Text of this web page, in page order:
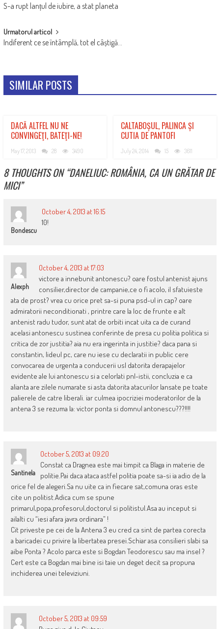
NAVIGATION
S-a rupt lanțul de iubire, a stat planeta
Urmatorul articol
Indiferent ce se întâmplă, tot el câștigă…
SIMILAR POSTS
DACĂ ALTFEL NU NE
CONVINGEŢI, BATEŢI-NE!
May 17, 2013 28 3490
CALTABOȘUL, PALINCA ȘI
CUTIA DE PANTOFI
July 24, 2014 15 3611
8 THOUGHTS ON “DANELIUC: ROMÂNIA, CA UN GRĂTAR DE
MICI”
Bondescu
October 4, 2013 at 16:15
10!
Alexph
October 4, 2013 at 17:03
victore a innebunit antonescu? oare fostul antenist ajuns
consilier,director de campanie,ce o fi acolo, il sfatuieste
ata de prost? vrea cu orice pret sa-si puna psd-ul in cap? oare
admiratorii neconditionati , printre care la loc de frunte e alt
antenist radu tudor, sunt atat de orbiti incat uita ca de curand
acelasi antonescu sustinea conferinte de presa cu politia politica si
critica de zor justitia? aia nu era ingerinta in justitie? daca pana si
constantin, lideul pc, care nu iese cu declaratii in public cere
convocarea de urgenta a conducerii usl datorita derapajelor
evidente ale lui antonescu si a celorlati pnl-istii, concluzia e ca
alianta are zilele numarate si asta datorita atacurilor lansate pe toate
palierele de catre liberali. iar culmea ipocriziei moderatorilor de la
antena 3 se rezuma la: victor ponta si domnul antonescu???!!!!
Santinela
October 5, 2013 at 09:20
Constat ca Dragnea este mai timpit ca Blaga in materie de
politie.Pai daca ataca astfel politia poate sa-si ia adio de la
orice fel de alegeri.Sa nu uite ca in fiecare sat,comuna oras este
cite un politist.Adica cum se spune
primarul,popa,profesorul,doctorul si politistul.Asa au inceput si
ailalti cu “iesi afara javra ordinara” !
Cit priveste pe cei de la Antena 3 eu cred ca sint de partea corecta
a baricadei cu privire la libertatea presei.Schiar asa consilieri slabi sa
aibe Ponta ? Acolo parca este si Bogdan Teodorescu sau ma insel ?
Cert este ca Bogdan mai bine isi taie un deget decit sa propuna
inchiderea unei televiziuni.
October 5, 2013 at 09:59